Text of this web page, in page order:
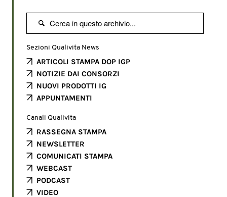

Sezioni Qualivita News
ARTICOLI STAMPA DOP IGP
NOTIZIE DAI CONSORZI
NUOVI PRODOTTI IG
APPUNTAMENTI
Canali Qualivita
RASSEGNA STAMPA
NEWSLETTER
COMUNICATI STAMPA
WEBCAST
PODCAST
VIDEO